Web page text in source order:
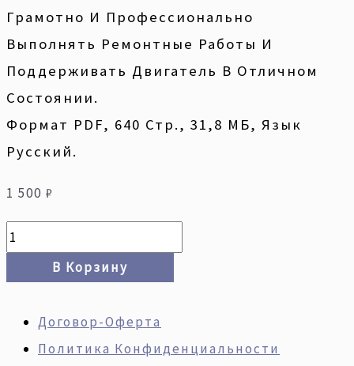
Грамотно И Профессионально
Выполнять Ремонтные Работы И
Поддерживать Двигатель В Отличном
Состоянии.
Формат PDF, 640 Стр., 31,8 МБ, Язык
Русский.
1 500 ₽
В Корзину
Договор-Оферта
Политика Конфиденциальности